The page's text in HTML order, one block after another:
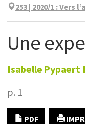
253 | 2020/1 :Vers
Une
Isabelle Pypaert
p. 1
PDF